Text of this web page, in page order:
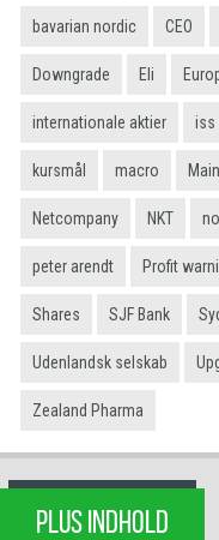
bavarian nordic CEO
Downgrade Eli
internationale aktier iss
kursmål macro
Netcompany NKT
peter arendt Profit
Shares SJF Bank
Udenlandsk selskab
Zealand Pharma
PLUS INDHOLD